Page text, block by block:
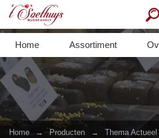
Home Assortiment
Home → Producten → Thema Actueel